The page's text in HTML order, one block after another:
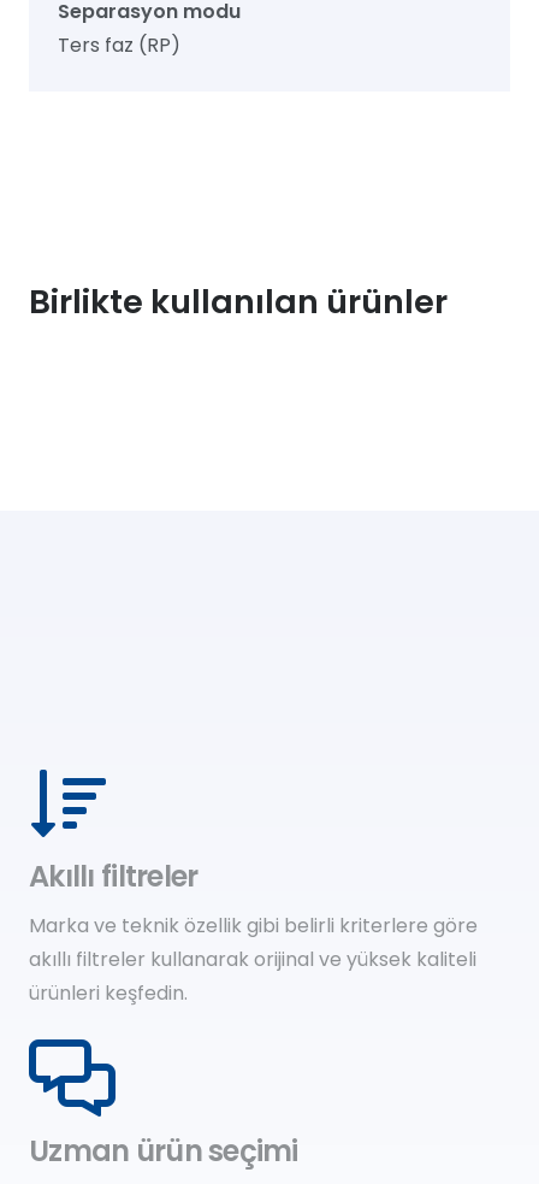
Separasyon modu
Ters faz (RP)
Birlikte kullanılan ürünler
Akıllı filtreler
Marka ve teknik özellik gibi belirli kriterlere göre
akıllı filtreler kullanarak orijinal ve yüksek kaliteli
ürünleri keşfedin.
Uzman ürün seçimi